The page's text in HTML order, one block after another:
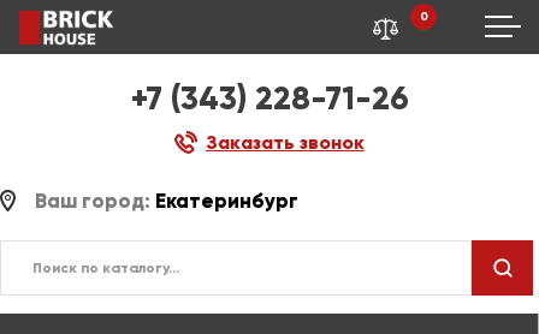
+7 (343) 228-71-26
Заказать звонок
0
Ваш город: Екатеринбург